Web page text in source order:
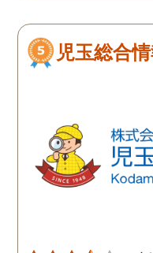
児玉総合